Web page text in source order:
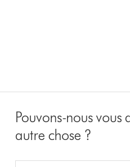
Pouvons-nous vous
autre chose ?